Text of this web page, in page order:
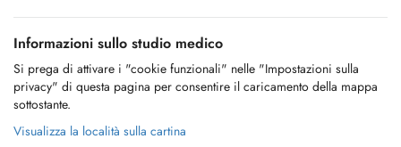
Informazioni sullo studio medico
Si prega di attivare i "cookie funzionali" nelle "Impostazioni sulla
privacy" di questa pagina per consentire il caricamento della mappa
sottostante.
Visualizza la località sulla cartina